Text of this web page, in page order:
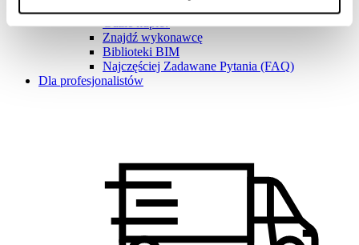
Znajdź wykonawcę
Biblioteki BIM
Najczęściej Zadawane Pytania (FAQ)
Dla profesjonalistów